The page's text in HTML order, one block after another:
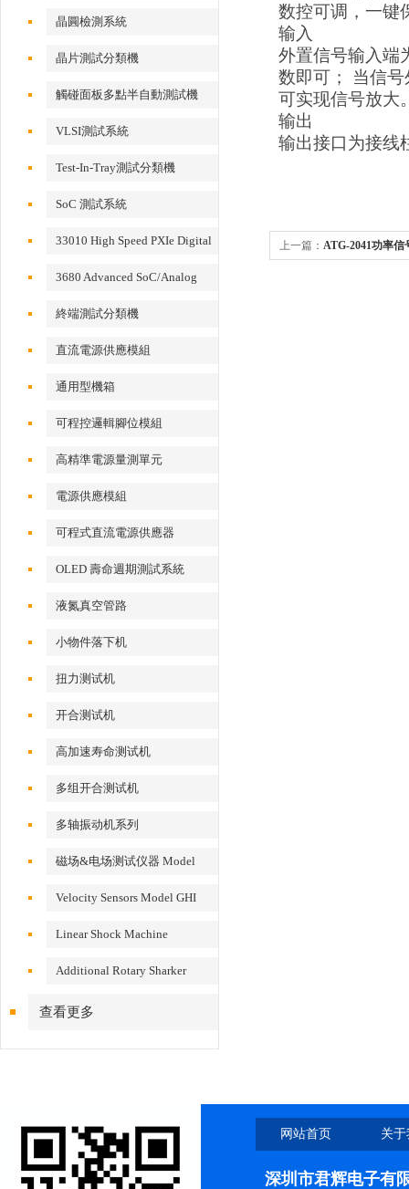
500x
晶圓檢測系統
晶片測試分類機
觸碰面板多點半自動測試機
VLSI測試系統
Test-In-Tray測試分類機
SoC 測試系統
33010 High Speed PXIe Digital
3680 Advanced SoC/Analog
Test System
終端測試分類機
直流電源供應模組
通用型機箱
可程控邏輯腳位模組
高精準電源量測單元
電源供應模組
可程式直流電源供應器
OLED 壽命週期測試系統
液氮真空管路
小物件落下机
扭力测试机
开合测试机
高加速寿命测试机
多组开合测试机
多轴振动机系列
磁场&电场测试仪器 Model
Velocity Sensors Model GHI
Linear Shock Machine
Additional Rotary Sharker
查看更多
数控可调，一键
输入
外置信号输入端
数即可； 当信
可实现信号放大
输出
输出接口为接线
上一篇： ATG-2041功率信
网站首页 关
深圳市君辉电子有